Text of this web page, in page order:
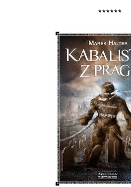
******